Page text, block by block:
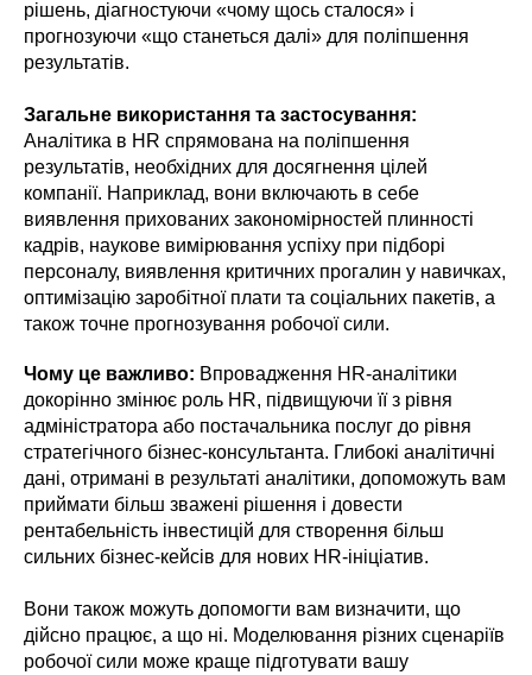
рішень, діагностуючи «чому щось сталося» і
прогнозуючи «що станеться далі» для поліпшення
результатів.
Загальне використання та застосування:
Аналітика в HR спрямована на поліпшення
результатів, необхідних для досягнення цілей
компанії. Наприклад, вони включають в себе
виявлення прихованих закономірностей плинності
кадрів, наукове вимірювання успіху при підборі
персоналу, виявлення критичних прогалин у навичках,
оптимізацію заробітної плати та соціальних пакетів, а
також точне прогнозування робочої сили.
Чому це важливо: Впровадження HR-аналітики
докорінно змінює роль HR, підвищуючи її з рівня
адміністратора або постачальника послуг до рівня
стратегічного бізнес-консультанта. Глибокі аналітичні
дані, отримані в результаті аналітики, допоможуть вам
приймати більш зважені рішення і довести
рентабельність інвестицій для створення більш
сильних бізнес-кейсів для нових HR-ініціатив.
Вони також можуть допомогти вам визначити, що
дійсно працює, а що ні. Моделювання різних сценаріїв
робочої сили може краще підготувати вашу